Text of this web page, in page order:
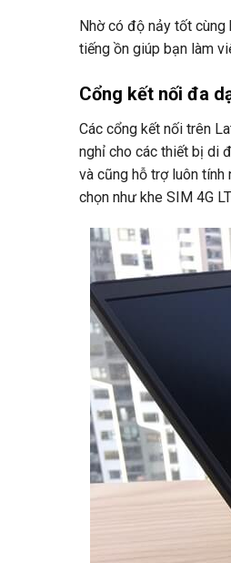
Nhờ có độ nảy tốt
tiếng ồn giúp bạn làm
Cổng kết nối đa
Các cổng kết nối trên
nghỉ cho các thiết bị di
và cũng hỗ trợ luôn
chọn như khe SIM 4G